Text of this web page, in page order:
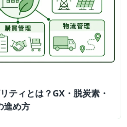
ティとは？GX・脱炭素・
進め方